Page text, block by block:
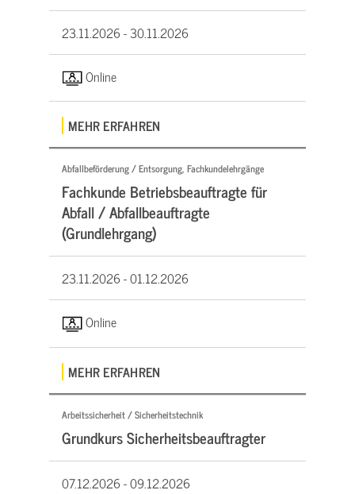
23.11.2026 -30.11.2026
Online
MEHR ERFAHREN
Abfallbeförderung / Entsorgung, Fachkundelehrgänge
Fachkunde Betriebsbeauftragte für
Abfall / Abfallbeauftragte
(Grundlehrgang)
23.11.2026 -01.12.2026
Online
MEHR ERFAHREN
Arbeitssicherheit / Sicherheitstechnik
Grundkurs Sicherheitsbeauftragter
07.12.2026 -09.12.2026